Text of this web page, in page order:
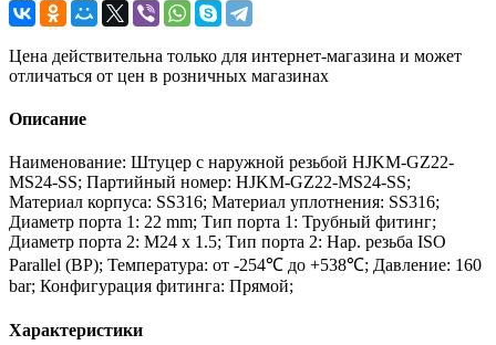
Цена действительна только для интернет-магазина и может
отличаться от цен в розничных магазинах
Описание
Наименование: Штуцер с наружной резьбой HJKM-GZ22-
MS24-SS; Партийный номер: HJKM-GZ22-MS24-SS;
Материал корпуса: SS316; Материал уплотнения: SS316;
Диаметр порта 1: 22 mm; Тип порта 1: Трубный фитинг;
Диаметр порта 2: M24 x 1.5; Тип порта 2: Нар. резьба ISO
Parallel (BP); Температура: от -254℃ до +538℃; Давление: 160
bar; Конфигурация фитинга: Прямой;
Характеристики